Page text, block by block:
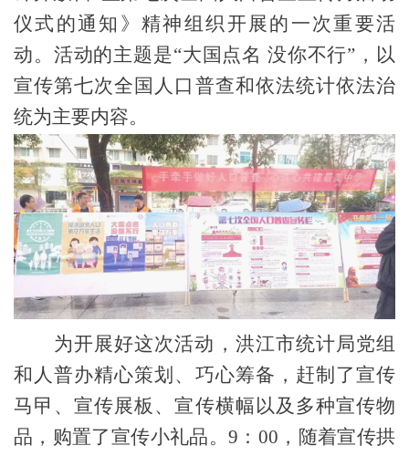
仪式的通知》精神组织开展的一次重要活
动。活动的主题是“大国点名 没你不行”，以
宣传第七次全国人口普查和依法统计依法治
统为主要内容。
为开展好这次活动，洪江市统计局党组
和人普办精心策划、巧心筹备，赶制了宣传
马曱、宣传展板、宣传横幅以及多种宣传物
品，购置了宣传小礼品。9 ： 00 ，随着宣传拱